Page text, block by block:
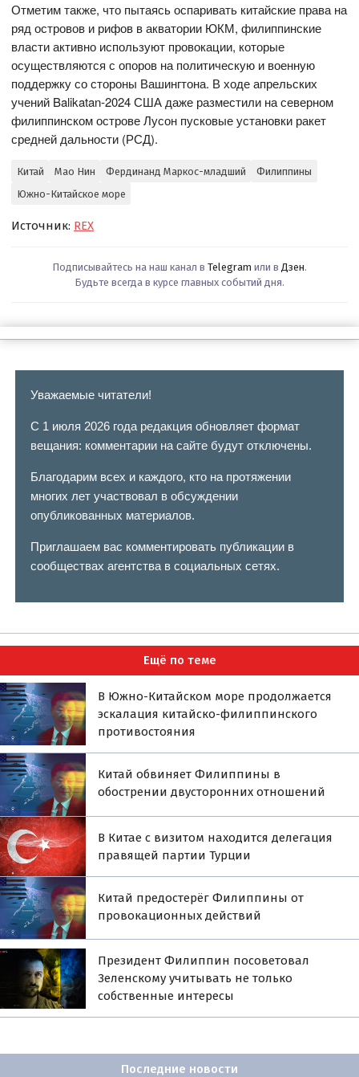
Отметим также, что пытаясь оспаривать китайские права на
ряд островов и рифов в акватории ЮКМ, филиппинские
власти активно используют провокации, которые
осуществляются с опоров на политическую и военную
поддержку со стороны Вашингтона. В ходе апрельских
учений Balikatan-2024 США даже разместили на северном
филиппинском острове Лусон пусковые установки ракет
средней дальности (РСД).
Китай Мао Нин Фердинанд Маркос-младший
Филиппины
Южно-Китайское море
Источник: REX
Подписывайтесь на наш канал в Telegram или в Дзен.
Будьте всегда в курсе главных событий дня.
Уважаемые читатели!
С 1 июля 2026 года редакция обновляет формат
вещания: комментарии на сайте будут отключены.
Благодарим всех и каждого, кто на протяжении
многих лет участвовал в обсуждении
опубликованных материалов.
Приглашаем вас комментировать публикации в
сообществах агентства в социальных сетях.
Ещё по теме
В Южно-Китайском море продолжается
эскалация китайско-филиппинского
противостояния
Китай обвиняет Филиппины в
обострении двусторонних отношений
В Китае с визитом находится делегация
правящей партии Турции
Китай предостерёг Филиппины от
провокационных действий
Президент Филиппин посоветовал
Зеленскому учитывать не только
собственные интересы
Последние новости